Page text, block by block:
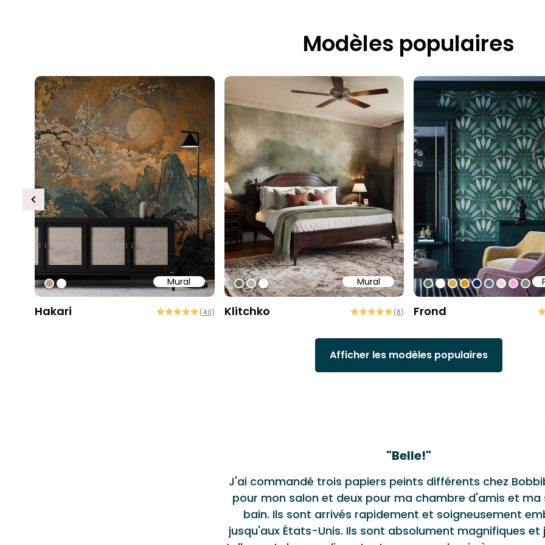
Modèles populaires
Mural
#bd9e7a
#ffffff
Hakari (40)
Mural
#6e6d58
#b9b6a6
#ffffff
Klitchko (8)
#547260
#ffffff
#dcab49
#de9903
#0d2b46
#54777f
#efded0
Frond
Previous
Afficher les modèles populaires
"Belle!"
J'ai commandé trois papiers peints différents chez
pour mon salon et deux pour ma chambre d'amis et ma
bain. Ils sont arrivés rapidement et soigneusement
jusqu'aux États-Unis. Ils sont absolument magnifiques et